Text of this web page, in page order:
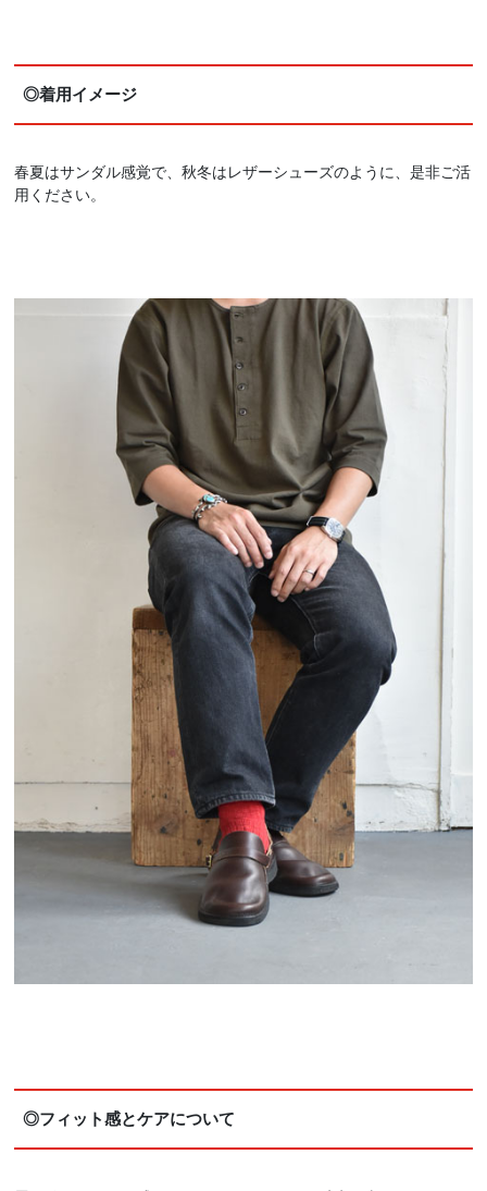
◎着用イメージ
春夏はサンダル感覚で、秋冬はレザーシューズのように、是非ご活
用ください。
◎フィット感とケアについて